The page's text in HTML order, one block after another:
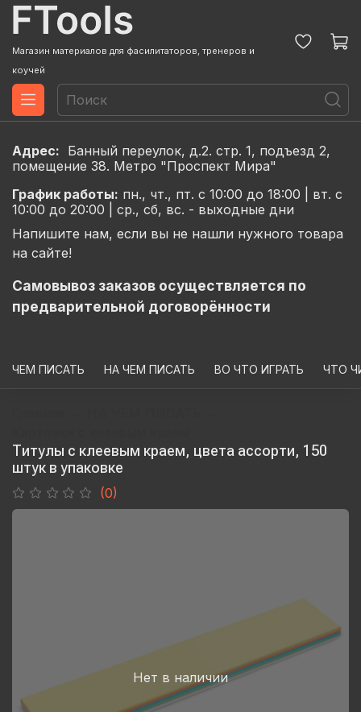
Магазин материалов для фасилитаторов, тренеров и
коучей
Адрес: Банный переулок, д.2. стр. 1, подъезд 2,
помещение 38. Метро "Проспект Мира"
График работы: пн., чт., пт. с 10:00 до 18:00 | вт. с
10:00 до 20:00 | ср., сб, вс. - выходные дни
Напишите нам, если вы не нашли нужного товара
на сайте!
Самовывоз заказов осуществляется по
предварительной договорённости
ЧЕМ ПИСАТЬ НА ЧЕМ ПИСАТЬ ВО ЧТО ИГРАТЬ ЧТО
Титулы с клеевым краем, цвета ассорти, 150
штук в упаковке
(0)
Нет в наличии